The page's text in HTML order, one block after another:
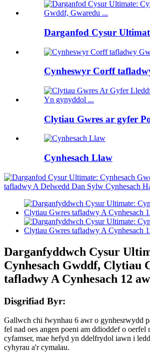
Darganfod Cysur
Cynheswyr Corff
Clytiau Gwres ar gyfer
Cynhesach Llaw
Darganfyddwch Cysur
Cynhesach Gwddf, Clytiau
tafladwy A Cynhesach 12
Disgrifiad Byr:
Gallwch chi fwynhau 6 awr o gynhesrwydd
fel nad oes angen poeni am ddioddef o
cyfamser, mae hefyd yn ddelfrydol iawn i
cyhyrau a'r cymalau.